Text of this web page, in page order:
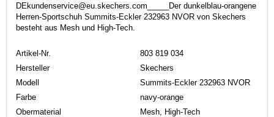
DEkundenservice@eu.skechers.com_____Der dunkelblau-orangene
Herren-Sportschuh Summits-Eckler 232963 NVOR von Skechers
besteht aus Mesh und High-Tech.
Artikel-Nr.
803 819 034
Hersteller
Skechers
Modell
Summits-Eckler 232963 NVOR
Farbe
navy-orange
Obermaterial
Mesh, High-Tech